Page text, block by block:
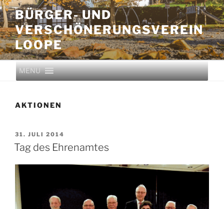
BÜRGER- UND
VERSCHÖNERUNGS­VEREIN
LOOPE
MENU
AKTIONEN
31. JULI 2014
Tag des Ehrenamtes